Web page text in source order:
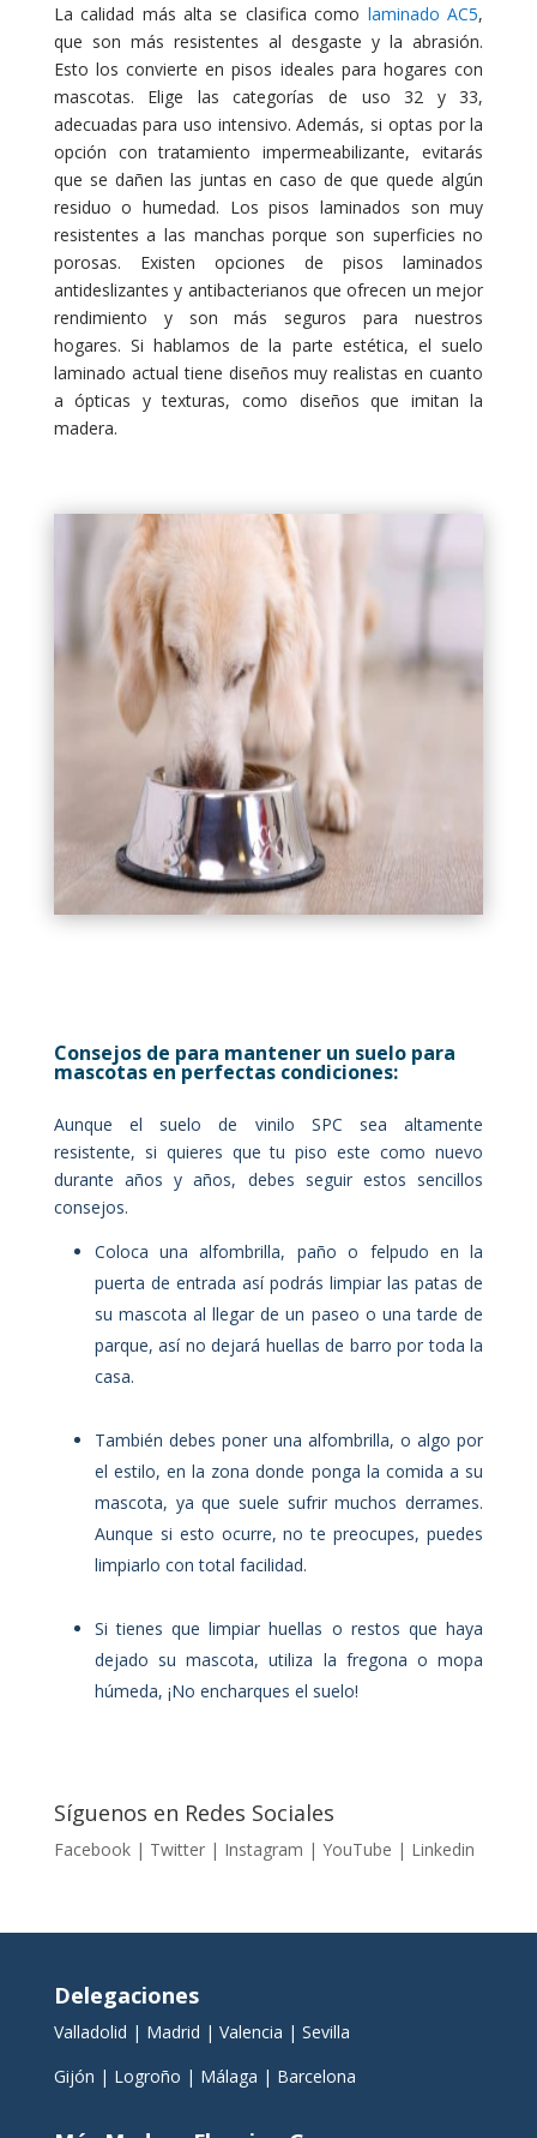
La calidad más alta se clasifica como laminado AC5,
que son más resistentes al desgaste y la abrasión.
Esto los convierte en pisos ideales para hogares con
mascotas. Elige las categorías de uso 32 y 33,
adecuadas para uso intensivo. Además, si optas por la
opción con tratamiento impermeabilizante, evitarás
que se dañen las juntas en caso de que quede algún
residuo o humedad. Los pisos laminados son muy
resistentes a las manchas porque son superficies no
porosas. Existen opciones de pisos laminados
antideslizantes y antibacterianos que ofrecen un mejor
rendimiento y son más seguros para nuestros
hogares. Si hablamos de la parte estética, el suelo
laminado actual tiene diseños muy realistas en cuanto
a ópticas y texturas, como diseños que imitan la
madera.
Consejos de para mantener un suelo para
mascotas en perfectas condiciones:
Aunque el suelo de vinilo SPC sea altamente
resistente, si quieres que tu piso este como nuevo
durante años y años, debes seguir estos sencillos
consejos.
Coloca una alfombrilla, paño o felpudo en la
puerta de entrada así podrás limpiar las patas de
su mascota al llegar de un paseo o una tarde de
parque, así no dejará huellas de barro por toda la
casa.
También debes poner una alfombrilla, o algo por
el estilo, en la zona donde ponga la comida a su
mascota, ya que suele sufrir muchos derrames.
Aunque si esto ocurre, no te preocupes, puedes
limpiarlo con total facilidad.
Si tienes que limpiar huellas o restos que haya
dejado su mascota, utiliza la fregona o mopa
húmeda, ¡No encharques el suelo!
Síguenos en Redes Sociales
Facebook| Twitter| Instagram | YouTube | Linkedin
Delegaciones
Valladolid | Madrid | Valencia | Sevilla
Gijón | Logroño | Málaga | Barcelona